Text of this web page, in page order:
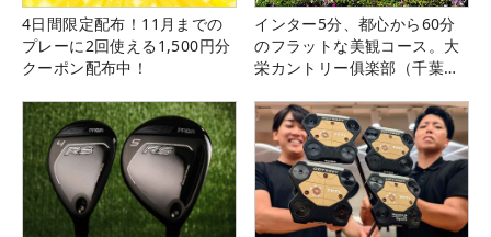
4日間限定配布！11月までの
プレーに2回使える1,500円分
クーポン配布中！
インター5分、都心から60分
のフラットな美観コース。大
栄カントリー俱楽部（千葉